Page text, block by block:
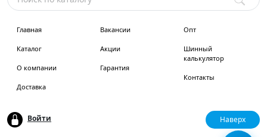
Главная
Каталог
О компании
Доставка
Вакансии
Акции
Гарантия
Опт
Шинный
калькулятор
Контакты
Войти Наверх